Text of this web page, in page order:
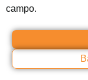
campo.